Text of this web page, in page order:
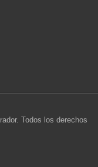
Todos los derechos